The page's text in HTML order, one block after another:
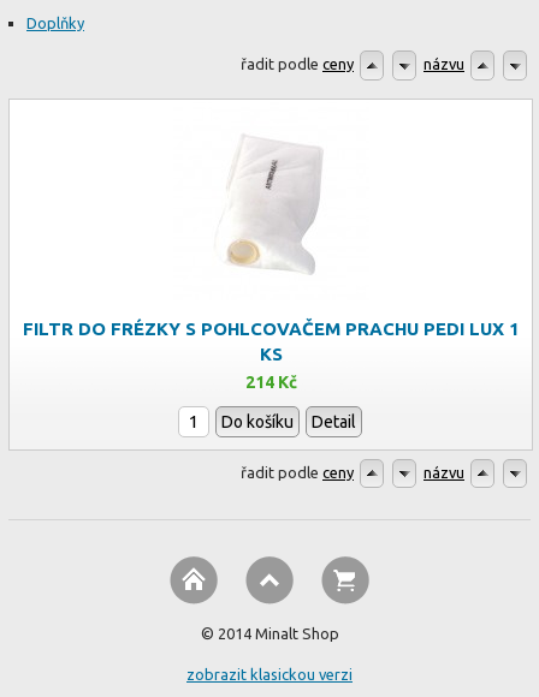
Doplňky
řadit podle ceny názvu
FILTR DO FRÉZKY S POHLCOVAČEM PRACHU PEDI LUX 1
KS
214 Kč
Do košíku Detail
řadit podle ceny názvu
© 2014 Minalt Shop
zobrazit klasickou verzi